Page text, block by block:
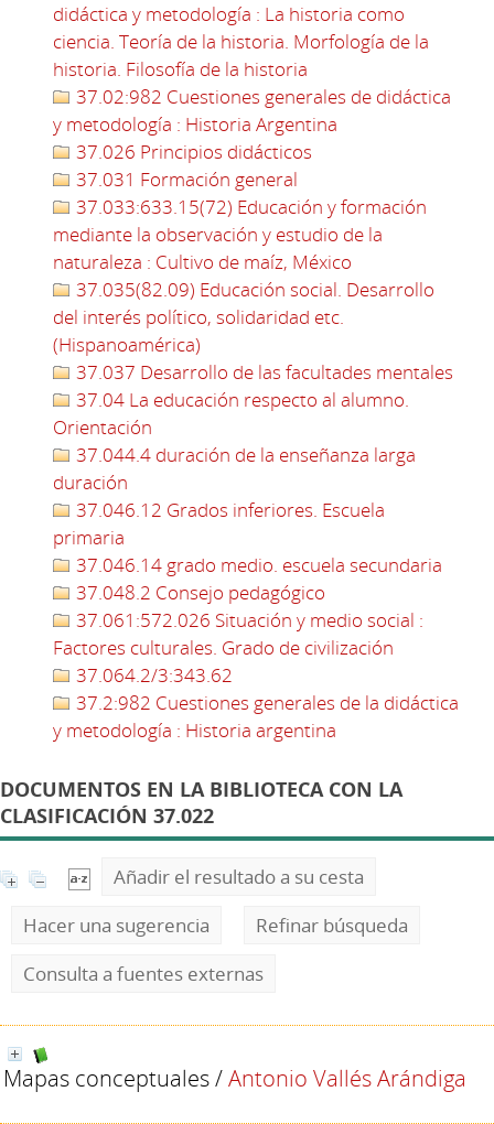
didáctica y metodología : La historia como
ciencia. Teoría de la historia. Morfología de la
historia. Filosofía de la historia
37.02:982 Cuestiones generales de didáctica
y metodología : Historia Argentina
37.026 Principios didácticos
37.031 Formación general
37.033:633.15(72) Educación y formación
mediante la observación y estudio de la
naturaleza : Cultivo de maíz, México
37.035(82.09) Educación social. Desarrollo
del interés político, solidaridad etc.
(Hispanoamérica)
37.037 Desarrollo de las facultades mentales
37.04 La educación respecto al alumno.
Orientación
37.044.4 duración de la enseñanza larga
duración
37.046.12 Grados inferiores. Escuela
primaria
37.046.14 grado medio. escuela secundaria
37.048.2 Consejo pedagógico
37.061:572.026 Situación y medio social :
Factores culturales. Grado de civilización
37.064.2/3:343.62
37.2:982 Cuestiones generales de la didáctica
y metodología : Historia argentina
DOCUMENTOS EN LA BIBLIOTECA CON LA
CLASIFICACIÓN 37.022
Añadir el resultado a su cesta
Hacer una sugerencia
Refinar búsqueda
Consulta a fuentes externas
Mapas conceptuales/Antonio Vallés Arándiga